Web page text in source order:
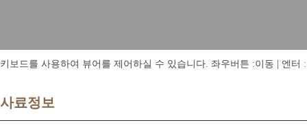
키보드를 사용하여 뷰어를 제어하실 수 있습니다. 좌우버튼 :이동 | 엔터
사료정보